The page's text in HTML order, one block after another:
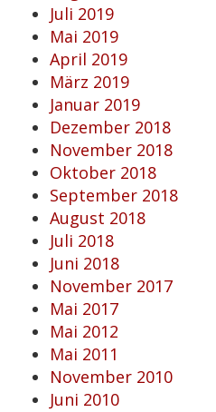
Juli 2019
Mai 2019
April 2019
März 2019
Januar 2019
Dezember 2018
November 2018
Oktober 2018
September 2018
August 2018
Juli 2018
Juni 2018
November 2017
Mai 2017
Mai 2012
Mai 2011
November 2010
Juni 2010